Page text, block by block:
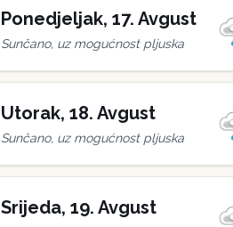
Ponedjeljak, 17. Avgust
Sunčano, uz mogućnost pljuska
Utorak, 18. Avgust
Sunčano, uz mogućnost pljuska
Srijeda, 19. Avgust